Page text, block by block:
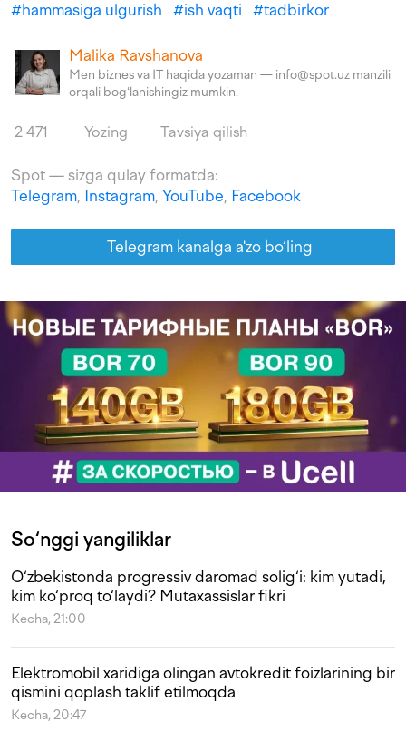
#hammasiga ulgurish #ish vaqti #tadbirkor
Malika Ravshanova
Men biznes va IT haqida yozaman — info@spot.uz manzili
orqali bogʻlanishingiz mumkin.
2 471 Yozing Tavsiya qilish
Spot — sizga qulay formatda:
Telegram, Instagram, YouTube, Facebook
Telegram kanalga a'zo bo‘ling
So‘nggi yangiliklar
O‘zbekistonda progressiv daromad solig‘i: kim yutadi,
kim ko‘proq to‘laydi? Mutaxassislar fikri
Kecha, 21:00
Elektromobil xaridiga olingan avtokredit foizlarining bir
qismini qoplash taklif etilmoqda
Kecha, 20:47